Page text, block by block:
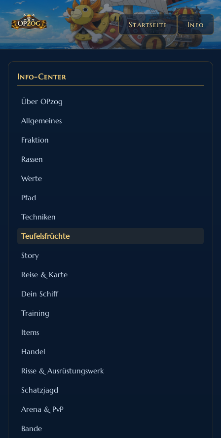
Startseite Info
Info-Center
Über OPzog
Allgemeines
Fraktion
Rassen
Werte
Pfad
Techniken
Teufelsfrüchte
Story
Reise & Karte
Dein Schiff
Training
Items
Handel
Risse & Ausrüstungswerk
Schatzjagd
Arena & PvP
Bande